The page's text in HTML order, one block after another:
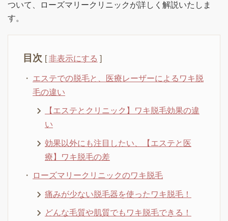
ついて、ローズマリークリニックが詳しく解説いたしま
す。
目次 [非表示にする ]
エステでの脱毛と、医療レーザーによるワキ脱
毛の違い
【エステとクリニック】ワキ脱毛効果の違
い
効果以外にも注目したい、【エステと医
療】ワキ脱毛の差
ローズマリークリニックのワキ脱毛
痛みが少ない脱毛器を使ったワキ脱毛！
どんな毛質や肌質でもワキ脱毛できる！